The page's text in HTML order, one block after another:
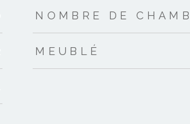
NOMBRE DE
MEUBLÉ